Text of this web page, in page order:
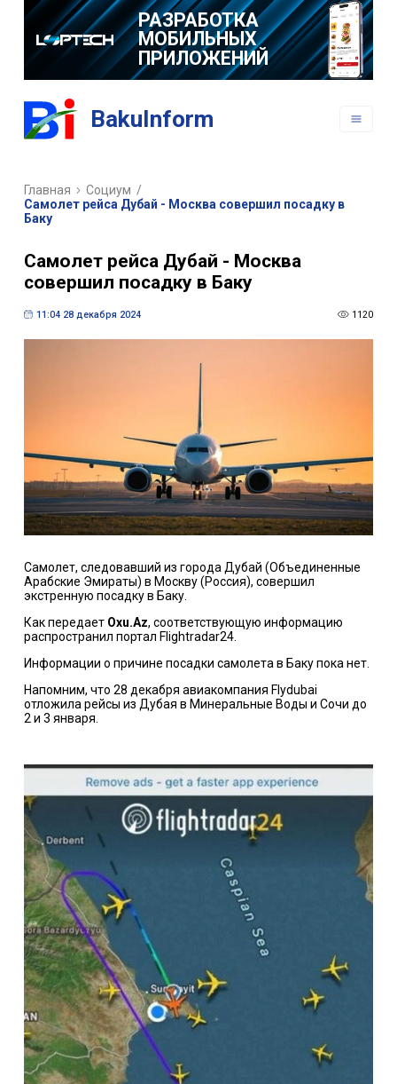
РАЗРАБОТКА
МОБИЛЬНЫХ
ПРИЛОЖЕНИЙ
BakuInform
Главная Социум /
Самолет рейса Дубай - Москва совершил посадку в
Баку
Самолет рейса Дубай - Москва
совершил посадку в Баку
11:04 28 декабря 2024 1120
Самолет, следовавший из города Дубай (Объединенные
Арабские Эмираты) в Москву (Россия), совершил
экстренную посадку в Баку.
Как передает Oxu.Az, соответствующую информацию
распространил портал Flightradar24.
Информации о причине посадки самолета в Баку пока нет.
Напомним, что 28 декабря авиакомпания Flydubai
отложила рейсы из Дубая в Минеральные Воды и Сочи до
2 и 3 января.